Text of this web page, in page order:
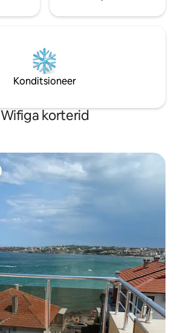
Konditsioneer
Wifiga korterid